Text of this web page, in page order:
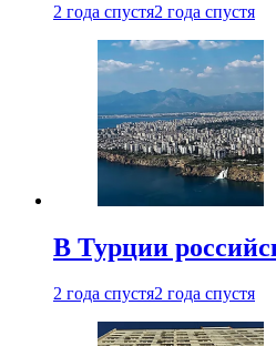
2 года спустя2 года спустя
В Турции
2 года спустя2 года спустя